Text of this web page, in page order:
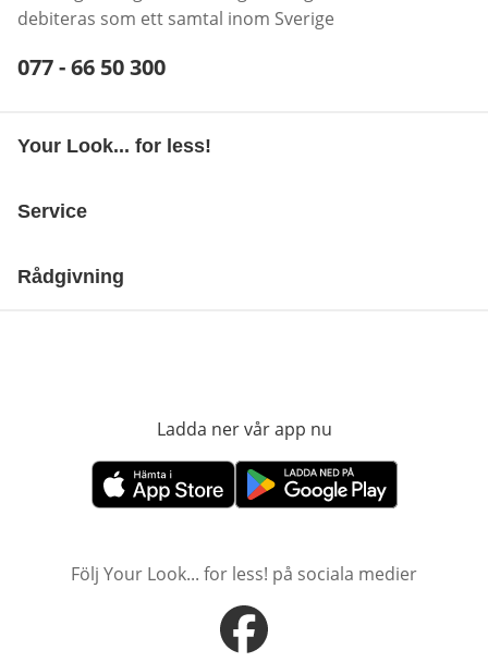
debiteras som ett samtal inom Sverige
Telefonnummer:
077 - 66 50 300
Your Look... for less!
Service
Rådgivning
Ladda ner vår app nu
öppnas i nytt fönsteröppnas i nytt fönster
Följ Your Look... for less! på sociala medier
öppnas i nytt fönster